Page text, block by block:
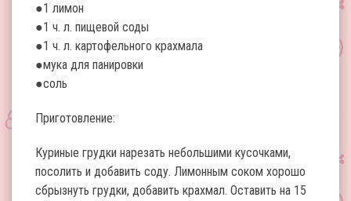
●1 лимон
●1 ч. л. пищевой соды
●1 ч. л. картофельного крахмала
●мука для панировки
●соль
Приготовление:
Куриные грудки нарезать небольшими кусочками,
посолить и добавить соду. Лимонным соком хорошо
сбрызнуть грудки, добавить крахмал. Оставить на 15